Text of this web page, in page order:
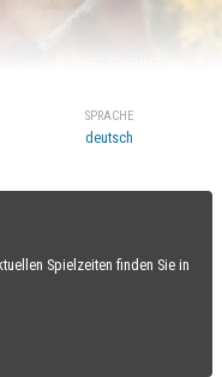
SPRACHE
deutsch
Spielzeiten finden Sie in